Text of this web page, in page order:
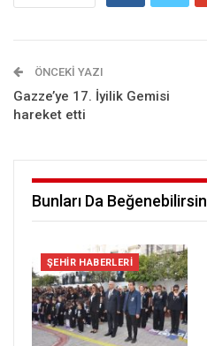
ÖNCEKI YAZI
Gazze’ye 17. İyilik Gemisi
hareket etti
Bunları Da Beğenebilirsin
ŞEHIR HABERLERI